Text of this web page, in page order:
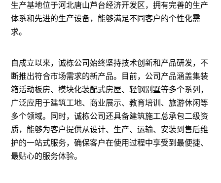
生产基地位于河北唐山芦台经济开发区，拥有完善的生产
体系和先进的生产设备，能够满足不同客户的个性化需
求。
自成立以来，诚栋公司始终坚持技术创新和产品研发，不
断推出符合市场需求的新产品。目前，公司产品涵盖集装
箱活动板房、模块化装配式房屋、轻钢别墅等多个系列，
广泛应用于建筑工地、商业展示、教育培训、旅游休闲等
多个领域。同时，诚栋公司还具备建筑施工总承包二级资
质，能够为客户提供从设计、生产、运输、安装到售后维
护的一站式服务，确保客户在使用过程中享受到最便捷、
最贴心的服务体验。